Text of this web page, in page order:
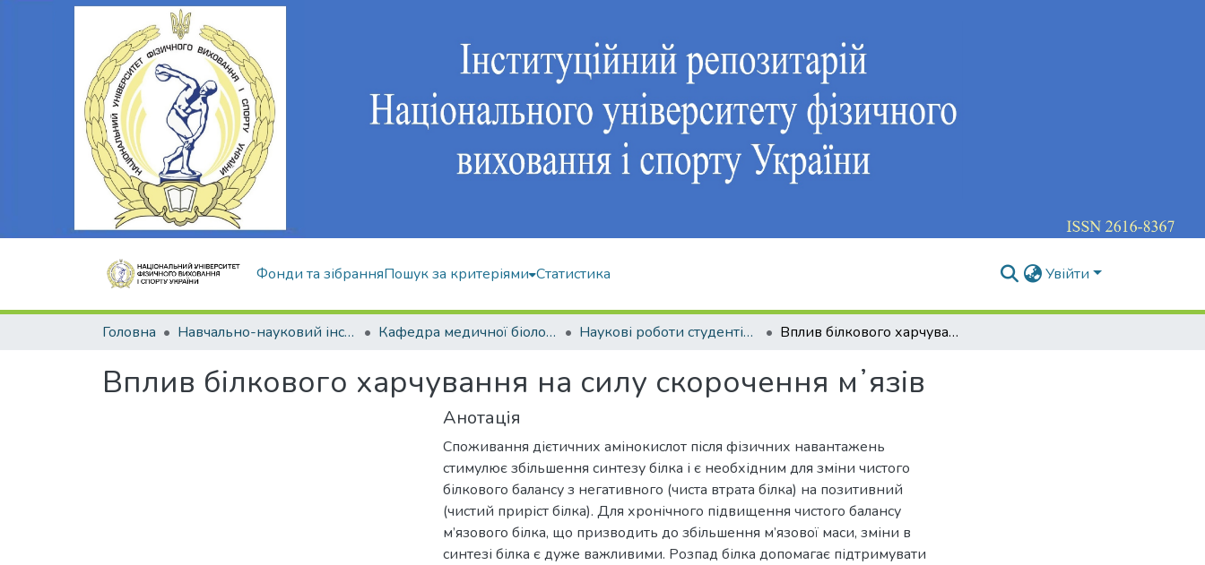
Фонди та зібранняПошук за критеріями Статистика Увійти
Головна Навчально-науковий інститут здоров'я, реабілітації та фізичного виховання Кафедра медичної біології та спортивної дієтології Наукові роботи студентів і аспірантів Вплив білкового харчування на силу скорочення мʼязів
Вплив білкового харчування на силу скорочення мʼязів
Анотація
Споживання дієтичних амінокислот після фізичних навантажень
стимулює збільшення синтезу білка і є необхідним для зміни чистого
білкового балансу з негативного (чиста втрата білка) на позитивний
(чистий приріст білка). Для хронічного підвищення чистого балансу
м’язового білка, що призводить до збільшення м’язової маси, зміни в
синтезі білка є дуже важливими. Розпад білка допомагає підтримувати